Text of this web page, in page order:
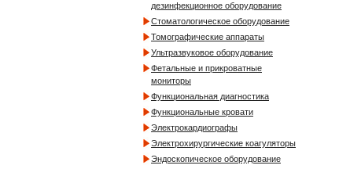
дезинфекционное оборудование
Стоматологическое оборудование
Томографические аппараты
Ультразвуковое оборудование
Фетальные и прикроватные
мониторы
Функциональная диагностика
Функциональные кровати
Электрокардиографы
Электрохирургические коагуляторы
Эндоскопическое оборудование